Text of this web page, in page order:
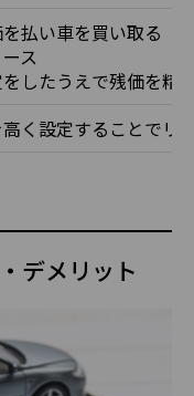
払い車を買い取る
ス
したうえで残価を精
く設定することでリ
デメリット